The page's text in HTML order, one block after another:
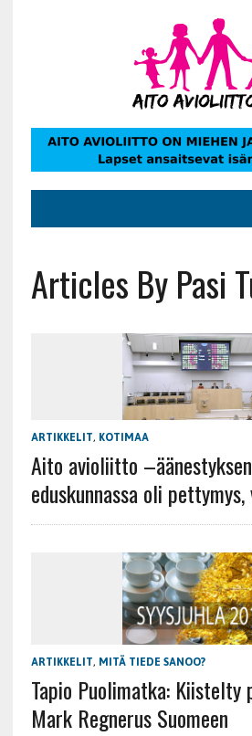
Articles By Pasi
ARTIKKELIT, KOTIMAA
Aito avioliitto
eduskunnassa oli
ARTIKKELIT, MITÄ TIEDE SANOO?
Tapio Puolimatka:
Mark Regnerus Suomeen